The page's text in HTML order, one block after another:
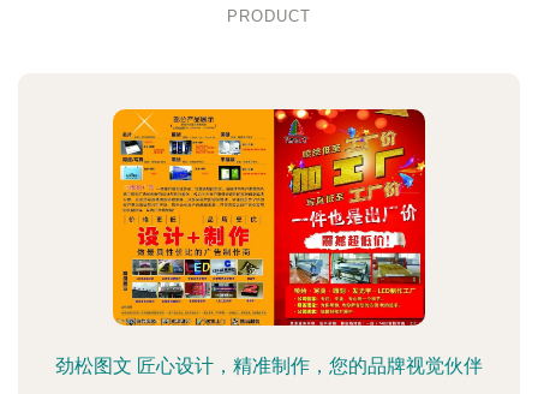
PRODUCT
劲松图文 匠心设计，精准制作，您的品牌视觉伙伴